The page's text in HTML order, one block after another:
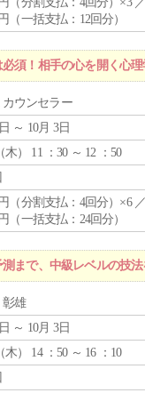
（一括支払：12回分）
須！相手の心を開く心理
カウンセラー
～ 10月 3日
木） 11 ：30 ～ 12 ：50
（分割支払：4回分）×6
（一括支払：24回分）
まで、中級レベルの技法
雄
～ 10月 3日
木） 14 ：50 ～ 16 ：10